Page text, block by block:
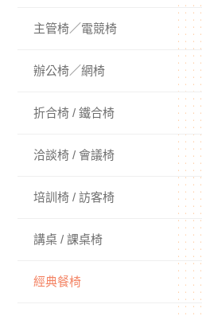
主管椅／電競椅
辦公椅／網椅
折合椅 / 鐵合椅
洽談椅 / 會議椅
培訓椅 / 訪客椅
講桌 / 課桌椅
經典餐椅